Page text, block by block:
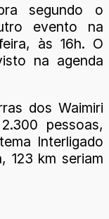
segundo o
evento na
às 16h. O
na agenda
dos Waimiri
pessoas,
Interligado
123 km seriam